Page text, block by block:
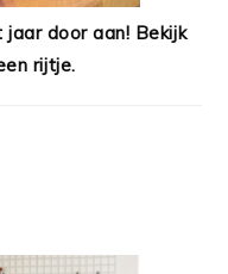
door aan! Bekijk
rijtje.